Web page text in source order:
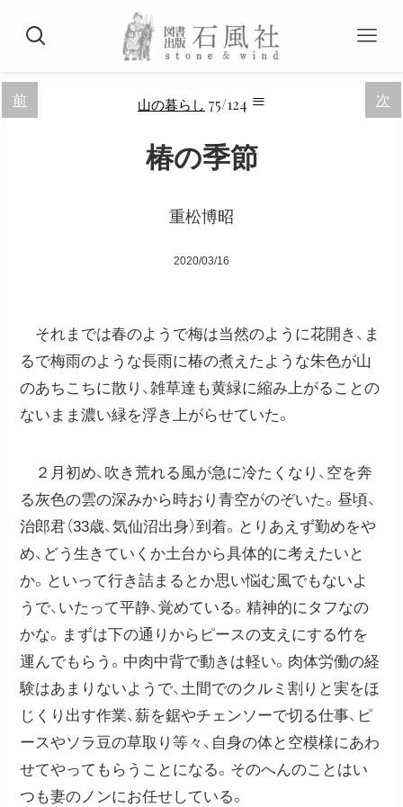
前 次
山の暮らし 75/124 ≡
椿の季節
重松博昭
2020/03/16
それまでは春のようで梅は当然のように花開き、ま
るで梅雨のような長雨に椿の煮えたような朱色が山
のあちこちに散り、雑草達も黄緑に縮み上がることの
ないまま濃い緑を浮き上がらせていた。
２月初め、吹き荒れる風が急に冷たくなり、空を奔
る灰色の雲の深みから時おり青空がのぞいた。昼頃、
治郎君（33歳、気仙沼出身）到着。とりあえず勤めをや
め、どう生きていくか土台から具体的に考えたいと
か。といって行き詰まるとか思い悩む風でもないよ
うで、いたって平静、覚めている。精神的にタフなの
かな。まずは下の通りからピースの支えにする竹を
運んでもらう。中肉中背で動きは軽い。肉体労働の経
験はあまりないようで、土間でのクルミ割りと実をほ
じくり出す作業、薪を鋸やチェンソーで切る仕事、ピ
ースやソラ豆の草取り等々、自身の体と空模様にあわ
せてやってもらうことになる。そのへんのことはい
つも妻のノンにお任せしている。